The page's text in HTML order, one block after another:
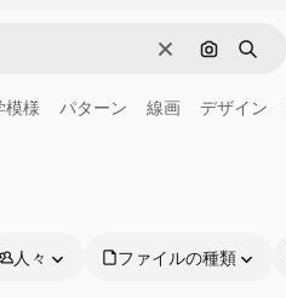
消去 画像で検索
検索
模様 パターン 線画 デザイン
人々 ファイルの種類